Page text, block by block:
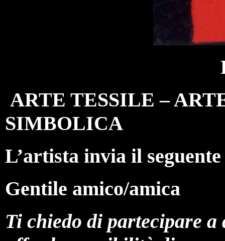
ARTE TESSILE –
SIMBOLICA
L’artista invia il seguente
Gentile amico/amica
Ti chiedo di partecipare a